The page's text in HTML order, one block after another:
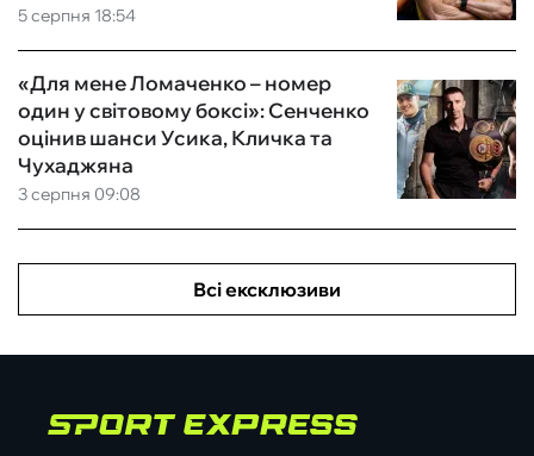
5 серпня 18:54
3 серпня 09:08
«Для мене Ломаченко – номер
один у світовому боксі»: Сенченко
оцінив шанси Усика, Кличка та
Чухаджяна
Всі ексклюзиви